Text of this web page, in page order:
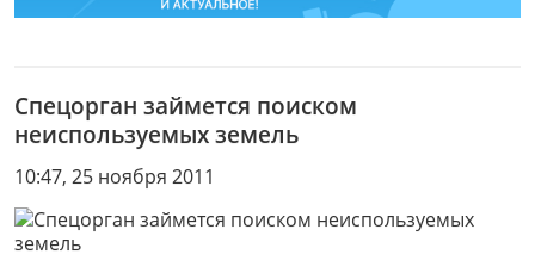
Спецорган займется поиском
неиспользуемых земель
10:47, 25 ноября 2011